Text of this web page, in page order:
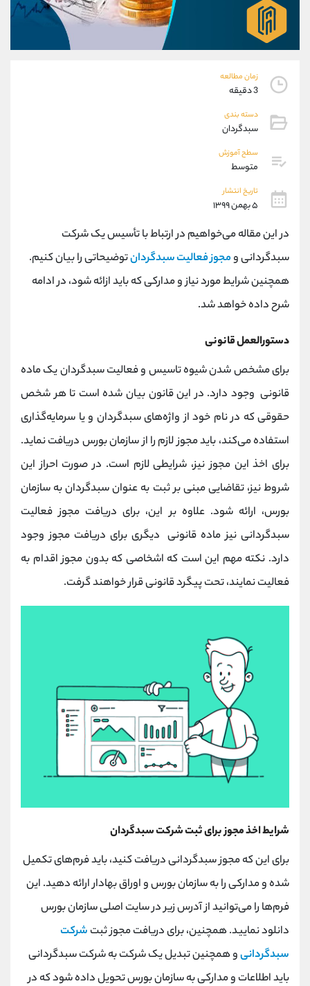
زمان مطالعه
3 دقیقه
دسته بندی
سبدگردان
سطح آموزش
متوسط
تاریخ انتشار
۵ بهمن ۱۳۹۹
در این مقاله می‌خواهیم در ارتباط با تأسیس یک شرکت
سبدگردانی ومجوز فعالیت سبدگردانتوضیحاتی را بیان کنیم.
همچنین شرایط مورد نیاز و مدارکی که باید ازائه شود، در ادامه
شرح داده خواهد شد.
دستورالعمل قانونی
برای مشخص شدن شیوه تاسیس و فعالیت سبدگردان یک ماده
قانونی وجود دارد. در این قانون بیان شده است تا هر شخص
حقوقی که در نام خود از واژه‌های سبدگردان و یا سرمایه‌گذاری
استفاده می‌کند، باید مجوز لازم را از سازمان بورس دریافت نماید.
برای اخذ این مجوز نیز، شرایطی لازم است. در صورت احراز این
شروط نیز، تقاضایی مبنی بر ثبت به عنوان سبدگردان به سازمان
بورس، ارائه شود. علاوه بر این، برای دریافت مجوز فعالیت
سبدگردانی نیز ماده قانونی دیگری برای دریافت مجوز وجود
دارد. نکته مهم این است که اشخاصی که بدون مجوز اقدام به
فعالیت نمایند، تحت پیگرد قانونی قرار خواهند گرفت.
شرایط اخذ مجوز برای ثبت شرکت سبدگردان
برای این که مجوز سبدگردانی دریافت کنید، باید فرم‌های تکمیل
شده و مدارکی را به سازمان بورس و اوراق بهادار ارائه دهید. این
فرم‌ها را می‌توانید از آدرس زیر در سایت اصلی سازمان بورس
دانلود نمایید. همچنین، برای دریافت مجوز ثبت شرکت
سبدگردانیو همچنین تبدیل یک شرکت به شرکت سبدگردانی
باید اطلاعات و مدارکی به سازمان بورس تحویل داده شود که در
09927779040
واتساپ شروع گفتگو
تلگرام @Armteam_admin_por
پشتیبان فروش
موبایل
واتساپ
داخلی
اطلاعات تماس (دفتر فروش)
تلفن 021-22021030
بدون پیش شماره 90001030
اینستاگرام @alireza.mehrabii
کانال تلگرام
کانال بله